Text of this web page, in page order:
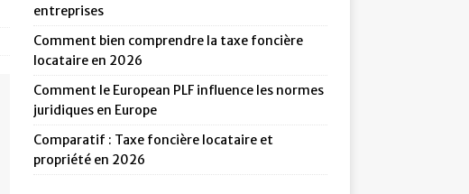
entreprises
Comment bien comprendre la taxe foncière
locataire en 2026
Comment le European PLF influence les normes
juridiques en Europe
Comparatif : Taxe foncière locataire et
propriété en 2026